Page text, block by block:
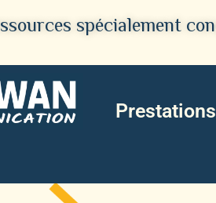
spécialement
Prestations